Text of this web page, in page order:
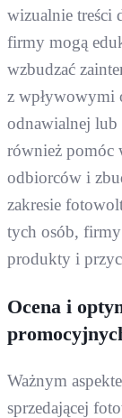
wizualnie treści
firmy mogą
wzbudzać
z wpływowymi
odnawialnej lub
również pomóc
odbiorców i
zakresie
tych osób,
produkty i
Ocena i
Ważnym
sprzedającej